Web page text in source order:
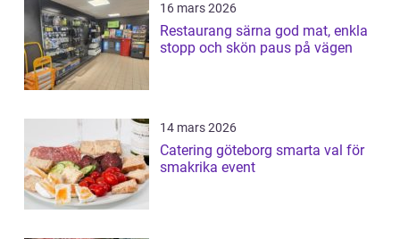
16 mars 2026
Restaurang särna god mat, enkla
stopp och skön paus på vägen
14 mars 2026
Catering göteborg smarta val för
smakrika event